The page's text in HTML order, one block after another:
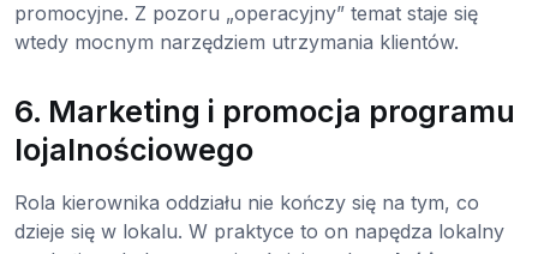
promocyjne. Z pozoru „operacyjny” temat staje się
wtedy mocnym narzędziem utrzymania klientów.
6. Marketing i promocja programu
lojalnościowego
Rola kierownika oddziału nie kończy się na tym, co
dzieje się w lokalu. W praktyce to on napędza lokalny